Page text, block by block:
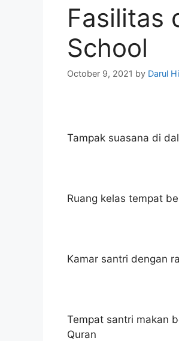
Fasilitas
School
October 9, 2021 by Darul
Tampak suasana di
Ruang kelas tempat
Kamar santri dengan
Tempat santri makan
Quran